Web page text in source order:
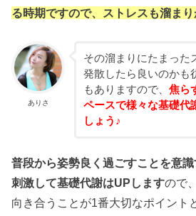
る時期ですので、ストレスも溜まり
ありさ
その溜まりにたまった
発散したら良いのかも
もありますので、焦ら
ペースで様々な基礎代
しょう♪
普段から姿勢良く過ごすことを意
刺激して基礎代謝はUPしますので
向き合うことが1番大切なポイント